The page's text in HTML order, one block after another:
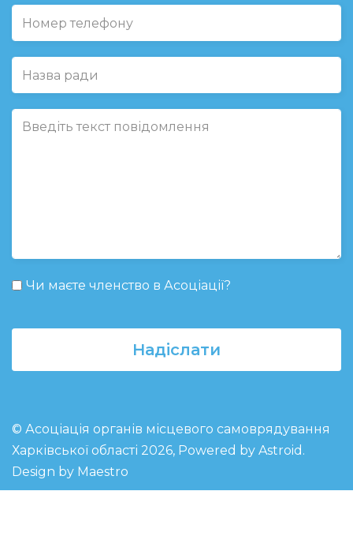
Чи маєте членство в Асоціації?
Надіслати
© Асоціація органів місцевого самоврядування
Харківської області 2026, Powered by Astroid .
Design by Maestro